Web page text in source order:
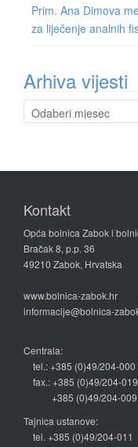
Prim. Ana Dimova
za liječenje analnih
Arhiva vijesti
Arhiva
vijesti
Kontakt
Opća bolnica Zabok i
Bračak 8, p.p. 36
49210 Zabok, Hrvatska
www.bolnica-zabok.hr
informacije@bolnica-
Centrala:
tel.: +385 (0)49/204-000
fax.: +385 (0)49/204-019
+385 (0)49/204-009
Tajnica ustanove:
tel. +385 (0)49/204-011